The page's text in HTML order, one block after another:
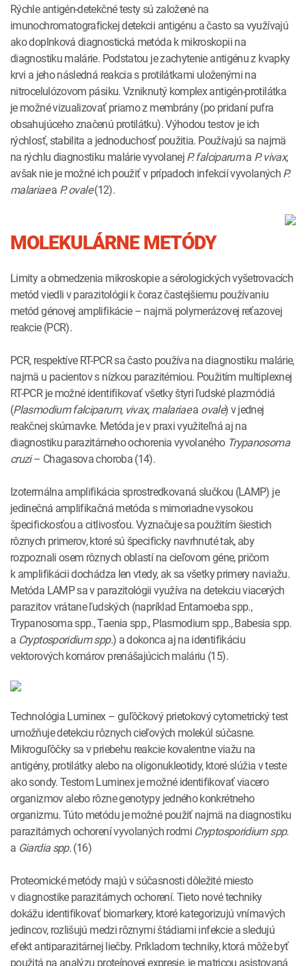
Rýchle antigén-detekčné testy sú založené na
imunochromatografickej detekcii antigénu a často sa využívajú
ako doplnková diagnostická metóda k mikroskopii na
diagnostiku malárie. Podstatou je zachytenie antigénu z kvapky
krvi a jeho následná reakcia s protilátkami uloženými na
nitrocelulózovom pásiku. Vzniknutý komplex antigén-protilátka
je možné vizualizovať priamo z membrány (po pridaní pufra
obsahujúceho značenú protilátku). Výhodou testov je ich
rýchlosť, stabilita a jednoduchosť použitia. Používajú sa najmä
na rýchlu diagnostiku malárie vyvolanejP. falciparuma P. vivax,
avšak nie je možné ich použiť v prípadoch infekcií vyvolanýchP.
malariaea P. ovale(12).
MOLEKULÁRNE METÓDY
Limity a obmedzenia mikroskopie a sérologických vyšetrovacích
metód viedli v parazitológii k čoraz častejšiemu používaniu
metód génovej amplifikácie – najmä polymerázovej reťazovej
reakcie (PCR).
PCR, respektíve RT-PCR sa často používa na diagnostiku malárie,
najmä u pacientov s nízkou parazitémiou. Použitím multiplexnej
RT-PCR je možné identifikovať všetky štyri ľudské plazmódiá
(Plasmodium falciparum, vivax, malariaea ovale) v jednej
reakčnej skúmavke. Metóda je v praxi využiteľná aj na
diagnostiku parazitárneho ochorenia vyvolaného Trypanosoma
cruzi– Chagasova choroba (14).
Izotermálna amplifikácia sprostredkovaná slučkou (LAMP) je
jedinečná amplifikačná metóda s mimoriadne vysokou
špecifickosťou a citlivosťou. Vyznačuje sa použitím šiestich
rôznych primerov, ktoré sú špecificky navrhnuté tak, aby
rozpoznali osem rôznych oblastí na cieľovom géne, pričom
k amplifikácii dochádza len vtedy, ak sa všetky primery naviažu.
Metóda LAMP sa v parazitológii využíva na detekciu viacerých
parazitov vrátane ľudských (napríklad Entamoeba spp.,
Trypanosoma spp., Taenia spp., Plasmodium spp., Babesia spp.
a Cryptosporidium spp.) a dokonca aj na identifikáciu
vektorových komárov prenášajúcich maláriu (15).
Technológia Luminex – guľôčkový prietokový cytometrický test
umožňuje detekciu rôznych cieľových molekúl súčasne.
Mikroguľôčky sa v priebehu reakcie kovalentne viažu na
antigény, protilátky alebo na oligonukleotidy, ktoré slúžia v teste
ako sondy. Testom Luminex je možné identifikovať viacero
organizmov alebo rôzne genotypy jedného konkrétneho
organizmu. Túto metódu je možné použiť najmä na diagnostiku
parazitárnych ochorení vyvolaných rodmi Cryptosporidium spp.
a Giardia spp.(16)
Proteomické metódy majú v súčasnosti dôležité miesto
v diagnostike parazitárnych ochorení. Tieto nové techniky
dokážu identifikovať biomarkery, ktoré kategorizujú vnímavých
jedincov, rozlišujú medzi rôznymi štádiami infekcie a sledujú
efekt antiparazitárnej liečby. Príkladom techniky, ktorá môže byť
použitá na analýzu proteínovej expresie, je matricou asistovaná